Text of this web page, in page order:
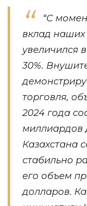
“С
вклад
увеличился
30%.
торговля,
2024 года
миллиардов
Казахстана
стабильно
его объем
долларов.